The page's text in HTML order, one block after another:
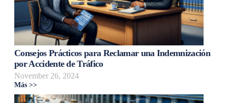
Consejos Prácticos para Reclamar una Indemnización
por Accidente de Tráfico
November 26, 2024
Más >>